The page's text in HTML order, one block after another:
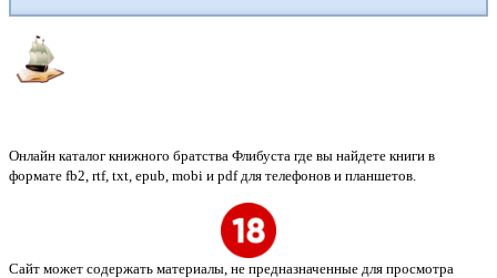
Онлайн каталог книжного братства Флибуста где вы найдете книги в
формате fb2, rtf, txt, epub, mobi и pdf для телефонов и планшетов.
Сайт может содержать материалы, не предназначенные для просмотра